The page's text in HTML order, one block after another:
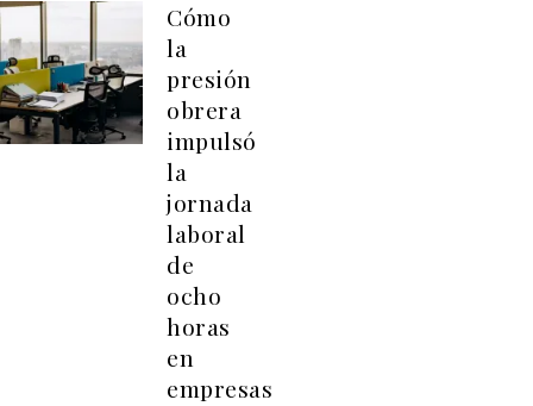
Cómo
la
presión
obrera
impulsó
la
jornada
laboral
de
ocho
horas
en
empresas